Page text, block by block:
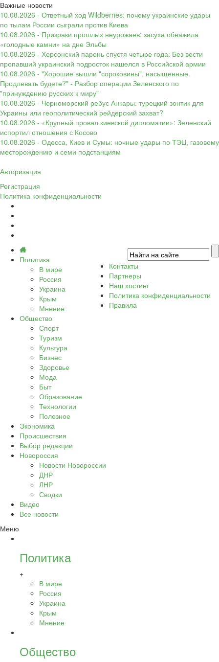
Важные новости
10.08.2026 - Ответный ход Wildberries: почему украинские удары
по тылам России сыграли против Киева
10.08.2026 - Призраки прошлых неурожаев: засуха обнажила
«голодные камни» на дне Эльбы
10.08.2026 - Херсонский парень спустя четыре года: Без вести
пропавший украинский подросток нашелся в Российской армии
10.08.2026 - "Хорошие вышли "сороковины", насыщенные.
Продлевать будете?" - Разбор операции Зеленского по
"принуждению русских к миру"
10.08.2026 - Черноморский ребус Анкары: турецкий зонтик для
Украины или геополитический рейдерский захват?
10.08.2026 - «Крупный провал киевской дипломатии»: Зеленский
испортил отношения с Косово
10.08.2026 - Одесса, Киев и Сумы: ночные удары по ТЭЦ, газовому
месторождению и семи подстанциям
Авторизация
Регистрация
Политика конфиденциальности
Политика
В мире
Россия
Украина
Крым
Мнение
Общество
Спорт
Туризм
Культура
Бизнес
Здоровье
Мода
Быт
Образование
Технологии
Полезное
Экономика
Происшествия
Выбор редакции
Новороссия
Новости Новороссии
ДНР
ЛНР
Сводки
Видео
Все новости
Меню
Политика
+
В мире
Россия
Украина
Крым
Мнение
Общество
Контакты
Партнеры
Наш хостинг
Политика конфиденциальности
Правила